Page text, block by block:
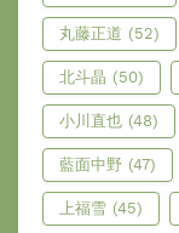
丸藤正道 (52)
北斗晶 (50)
小川直也 (48)
藍面中野 (47)
上福雪 (45)